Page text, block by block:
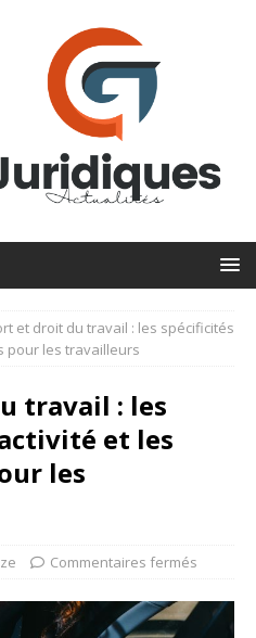
et droit du travail : les spécificités
pour les travailleurs
travail : les
et les
les
Commentaires fermés